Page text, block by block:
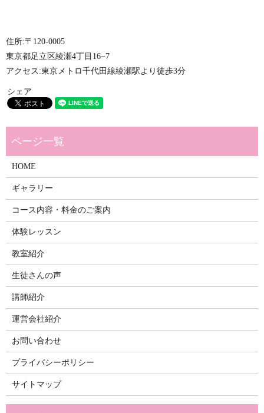
住所:〒120-0005
東京都足立区綾瀬4丁目16−7
アクセス:東京メトロ千代田線綾瀬駅より徒歩3分
シェア
HOME
ギャラリー
コース内容・料金のご案内
体験レッスン
教室紹介
生徒さんの声
講師紹介
運営会社紹介
お問い合わせ
プライバシーポリシー
サイトマップ